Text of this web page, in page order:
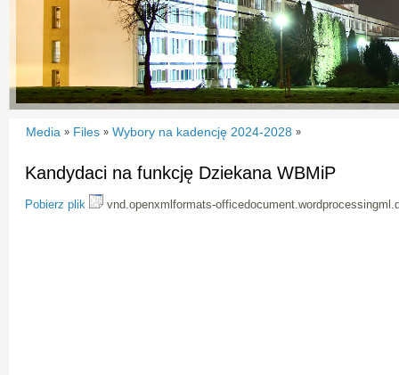
Media » Files » Wybory na kadencję 2024-2028 »
Kandydaci na funkcję Dziekana WBMiP
Pobierz plik vnd.openxmlformats-